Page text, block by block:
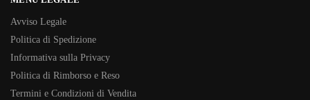
Avviso Legale
Politica di Spedizione
Informativa sulla Privacy
Politica di Rimborso e Reso
Termini e Condizioni di Vendita